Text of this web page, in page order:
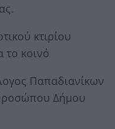
κτιρίου
το κοινό
Παπαδιανίκων
Δήμου